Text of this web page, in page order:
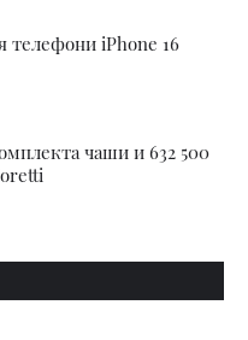
телефони iPhone 16
чаши и 632 500